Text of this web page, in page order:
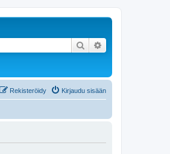
Etsi
Kirjaudu sisään
Rekisteröidy